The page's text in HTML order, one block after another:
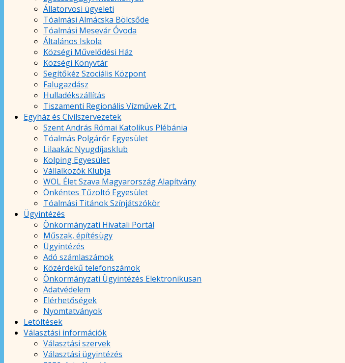
Állatorvosi ügyeleti
Tóalmási Almácska Bölcsőde
Tóalmási Mesevár Óvoda
Általános Iskola
Községi Művelődési Ház
Községi Könyvtár
Segítőkéz Szociális Központ
Falugazdász
Hulladékszállítás
Tiszamenti Regionális Vízművek Zrt.
Egyház és Civilszervezetek
Szent András Római Katolikus Plébánia
Tóalmás Polgárőr Egyesület
Lilaakác Nyugdíjasklub
Kolping Egyesület
Vállalkozók Klubja
WOL Élet Szava Magyarország Alapítvány
Önkéntes Tűzoltó Egyesület
Tóalmási Titánok Színjátszókör
Ügyintézés
Önkormányzati Hivatali Portál
Műszak, építésügy
Ügyintézés
Adó számlaszámok
Közérdekű telefonszámok
Önkormányzati Ügyintézés Elektronikusan
Adatvédelem
Elérhetőségek
Nyomtatványok
Letöltések
Választási információk
Választási szervek
Választási ügyintézés